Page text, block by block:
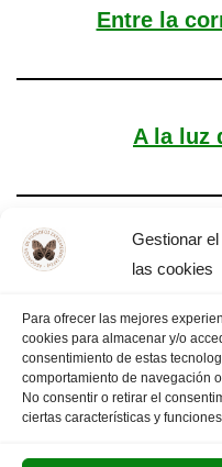
Gestionar
las cookies
Para ofrecer las mejores
cookies para almacenar y/o
consentimiento de estas
comportamiento de navegación
No consentir o retirar el
ciertas características y
Entre la
A la luz
1 2 3 … 7